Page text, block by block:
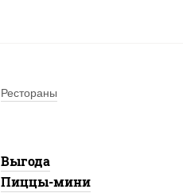
Рестораны
Выгода
Пиццы-мини